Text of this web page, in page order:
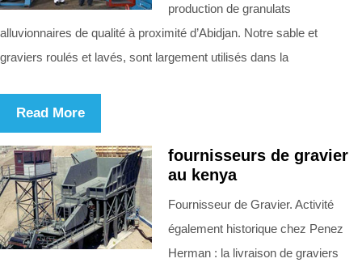
production de granulats
alluvionnaires de qualité à proximité d’Abidjan. Notre sable et
graviers roulés et lavés, sont largement utilisés dans la
Read More
fournisseurs de gravier
au kenya
Fournisseur de Gravier. Activité
également historique chez Penez
Herman : la livraison de graviers